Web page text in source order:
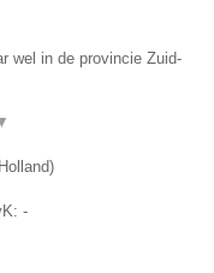
wel in de provincie Zuid-
)
-